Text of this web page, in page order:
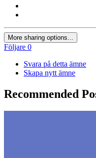
More sharing options...
Följare 0
Svara på detta ämne
Skapa nytt ämne
Recommended